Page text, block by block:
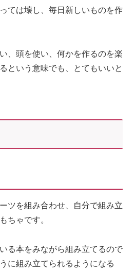
ては壊し、毎日新しいものを作
、頭を使い、何かを作るのを楽
という意味でも、とてもいいと
ツを組み合わせ、自分で組み立
ちゃです。
る本をみながら組み立てるので
に組み立てられるようになる